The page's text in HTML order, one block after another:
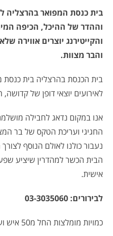
בית כנסת המפואר בהרצליה
וההדר של ההיכל, הכיפה
והקייטירנג יוצרים אווירה
והבר מצוות.
בית הכנסת בהרצליה בית כנסת
לאירועים יוצאי דופן של
אנו במקום נדאג לחבילה
החגיגי ועריכת הטקס של בר
נעבור כולנו לאולם הנוסף
הבית הכשר למהדרין שיציע
אישית.
לבירורים: 03-3035060
כמויות מומלצות החל מ50 איש ועד 200.